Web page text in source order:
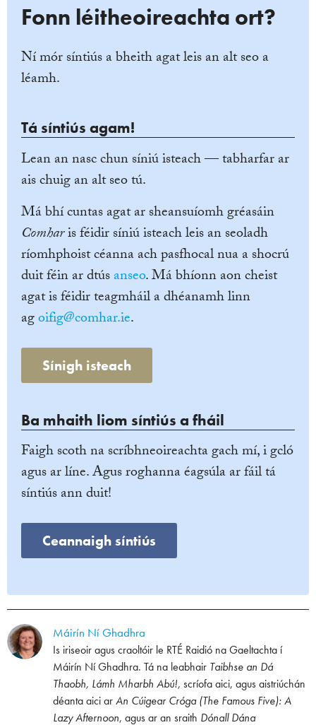
Fonn léitheoireachta ort?
Ní mór síntiús a bheith agat leis an alt seo a
léamh.
Tá síntiús agam!
Lean an nasc chun síniú isteach — tabharfar ar
ais chuig an alt seo tú.
Má bhí cuntas agat ar sheansuíomh gréasáin
Comharis féidir síniú isteach leis an seoladh
ríomhphoist céanna ach pasfhocal nua a shocrú
duit féin ar dtúsanseo. Má bhíonn aon cheist
agat is féidir teagmháil a dhéanamh linn
agoifig@comhar.ie.
Sínigh isteach
Ba mhaith liom síntiús a fháil
Faigh scoth na scríbhneoireachta gach mí, i gcló
agus ar líne. Agus roghanna éagsúla ar fáil tá
síntiús ann duit!
Ceannaigh síntiús
Máirín Ní Ghadhra
Is iriseoir agus craoltóir le RTÉ Raidió na Gaeltachta í
Máirín Ní Ghadhra. Tá na leabhair Taibhse an Dá
Thaobh, Lámh Mharbh Abú!, scríofa aici, agus aistriúchán
déanta aici arAn Cúigear Cróga (The Famous Five): A
Lazy Afternoon, agus ar an sraith Dónall Dána